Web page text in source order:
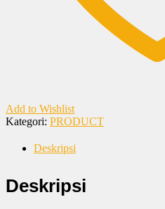
Add to Wishlist
Kategori: PRODUCT
Deskripsi
Deskripsi